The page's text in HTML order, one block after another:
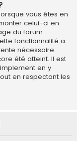
vous êtes en
celui-ci en
du forum.
fonctionnalité a
nécessaire
été atteint. Il est
en y
en respectant les